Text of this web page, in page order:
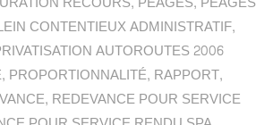
CONTENTIEUX ADMINISTRATIF,
AUTOROUTES 2006
, PROPORTIONNALITÉ, RAPPORT,
, REDEVANCE POUR SERVICE